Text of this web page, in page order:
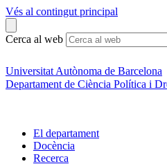
Vés al contingut principal
Cerca al web
Universitat Autònoma de Barcelona
Departament de Ciència Política i
El departament
Docència
Recerca